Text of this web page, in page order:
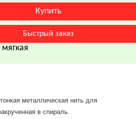
металлическая нить для
в спираль.